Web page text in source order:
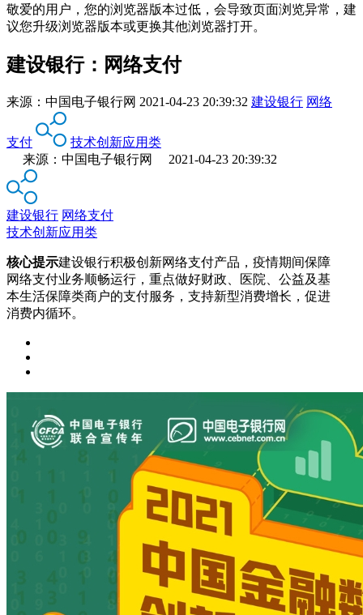
敬爱的用户，您的浏览器版本过低，会导致页面浏览异常，建
议您升级浏览器版本或更换其他浏览器打开。
建设银行：网络支付
来源： 中国电子银行网 2021-04-23 20:39:32 建设银行 网络
支付
技术创新应用类
来源：中国电子银行网 2021-04-23 20:39:32
建设银行 网络支付
技术创新应用类
核心提示建设银行积极创新网络支付产品，疫情期间保障
网络支付业务顺畅运行，重点做好财政、医院、公益及基
本生活保障类商户的支付服务，支持新型消费增长，促进
消费内循环。